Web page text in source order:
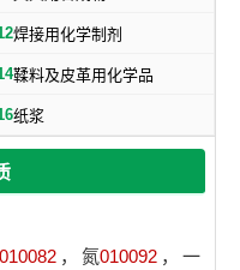
焊接用化学制剂
鞣料及皮革用化学品
纸浆
010082 ， 氮010092 ，
一